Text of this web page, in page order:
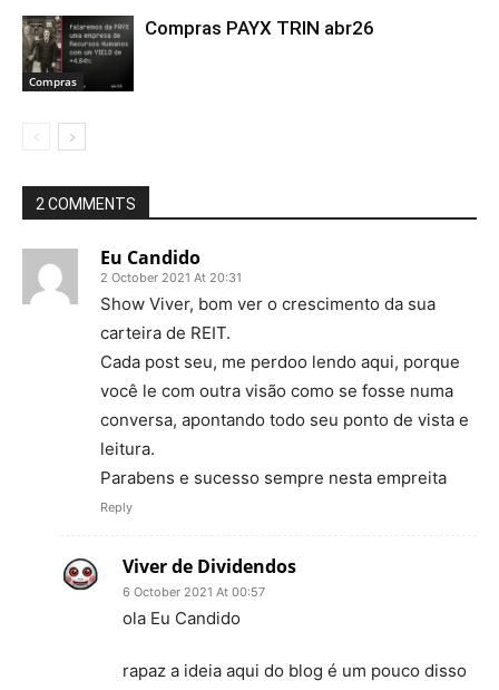
Compras
Compras PAYX TRIN abr26
2 COMMENTS
Eu Candido
2 October 2021 At 20:31
Show Viver, bom ver o crescimento da sua
carteira de REIT.
Cada post seu, me perdoo lendo aqui, porque
você le com outra visão como se fosse numa
conversa, apontando todo seu ponto de vista e
leitura.
Parabens e sucesso sempre nesta empreita
Reply
Viver de Dividendos
6 October 2021 At 00:57
ola Eu Candido
rapaz a ideia aqui do blog é um pouco disso